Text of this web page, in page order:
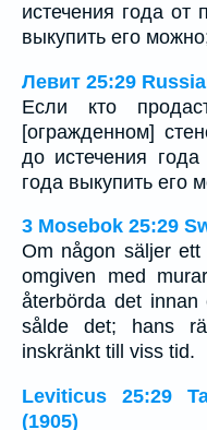
истечения года от
выкупить его
Левит 25:29
Если кто
[огражденном]
до истечения
года выкупить его
3 Mosebok 25:29
Om någon säljer
omgiven med
återbörda det
sålde det; hans
inskränkt till viss tid.
Leviticus 25:29
(1905)